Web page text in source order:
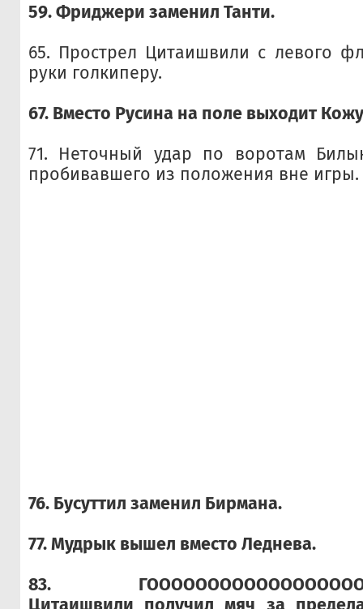
59. Фриджери заменил Танти.
65. Прострел Цитаишвили с левого
руки голкиперу.
67. Вместо Русина на поле выходит
71. Неточный удар по воротам
пробивавшего из положения вне игры.
76. Бусуттил заменил Бирмана.
77. Мудрык вышел вместо Леднева.
83.
Цитаишвили получил мяч за